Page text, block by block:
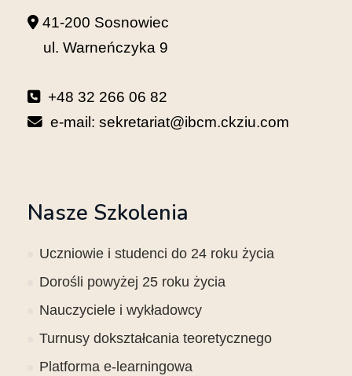
41-200 Sosnowiec
ul. Warneńczyka 9
+48 32 266 06 82
e-mail: sekretariat@ibcm.ckziu.com
Nasze Szkolenia
Uczniowie i studenci do 24 roku życia
Dorośli powyżej 25 roku życia
Nauczyciele i wykładowcy
Turnusy dokształcania teoretycznego
Platforma e-learningowa